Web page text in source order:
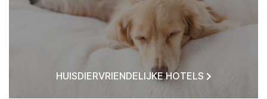
HUISDIERVRIENDELIJKE HOTELS